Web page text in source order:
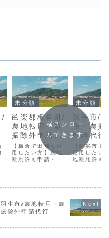
/
未分類
邑楽郡板倉町/
農地転用・農
振除外申請代
行
【板倉で田畑を活
用したい方】農地
転用許可申請・届
行政書士
未分類
深谷市/
用・農振
申請代行
【深谷市で
活用したい
地転用許可
政書士
横スクロー
ルできます
羽生市/農地転用・農
振除外申請代行